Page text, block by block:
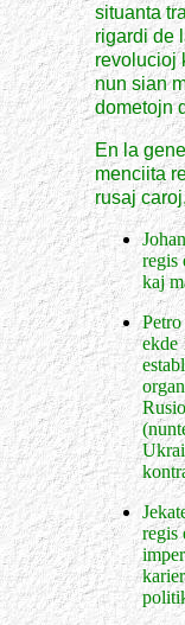
situanta
rigardi de
revolucioj
nun sian
dometojn
En la
menciita
rusaj
regis
kaj
ekde
regis